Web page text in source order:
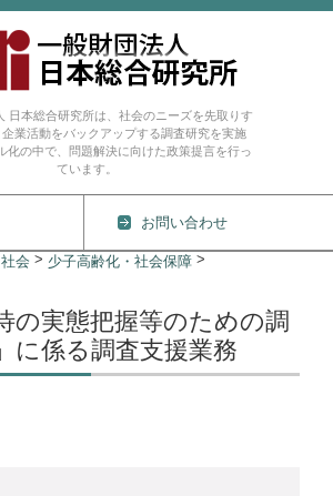
日本総合研究所は、社会のニーズを先取りす
業活動をバックアップする調査研究を実施
化の中で、問題解決に向けた政策提言を行っ
ています。
お問い合わせ
社会 > 少子高齢化・社会保障 >
の実態把握等のための調
に係る調査支援業務